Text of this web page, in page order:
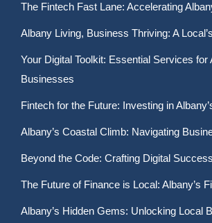
The Fintech Fast Lane: Accelerating
Albany Living, Business Thriving: A
Your Digital Toolkit: Essential Services for
Businesses
Fintech for the Future: Investing in
Albany’s Coastal Climb: Navigating
Beyond the Code: Crafting Digital
The Future of Finance is Local: Albany’s
Albany’s Hidden Gems: Unlocking Local